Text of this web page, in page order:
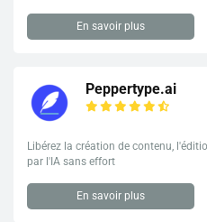
En savoir plus
Peppertype.ai
Libérez la création de contenu,
par l'IA sans effort
En savoir plus